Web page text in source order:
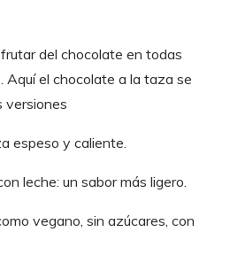
del chocolate en todas
Aquí el chocolate a la taza se
versiones
espeso y caliente.
leche: un sabor más ligero.
vegano, sin azúcares, con